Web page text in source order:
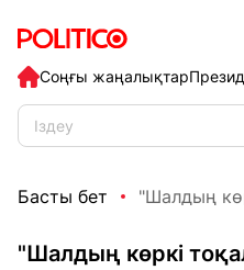
Соңғы жаңалықтар
Басты бет "Шалдың
"Шалдың көркі